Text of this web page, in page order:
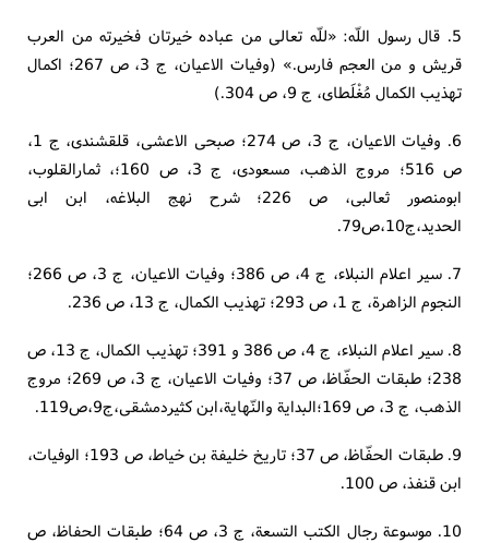
5. قال رسول اللّه: «للّه تعالی من عباده خیرتان فخیرته من العرب
قریش و من العجم فارس.» (وفیات الاعیان، ج 3، ص 267؛ اکمال
تهذیب الکمال مُغْلَطای، ج 9، ص 304.)
6. وفیات الاعیان، ج 3، ص 274؛ صبحی الاعشی، قلقشندی، ج 1،
ص 516؛ مروج الذهب، مسعودی، ج 3، ص 160؛، ثمارالقلوب،
ابومنصور ثعالبی، ص 226؛ شرح نهج البلاغه، ابن ابی
الحدید،ج10،ص79.
7. سیر اعلام النبلاء، ج 4، ص 386؛ وفیات الاعیان، ج 3، ص 266؛
النجوم الزاهرة، ج 1، ص 293؛ تهذیب الکمال، ج 13، ص 236.
8. سیر اعلام النبلاء، ج 4، ص 386 و 391؛ تهذیب الکمال، ج 13، ص
238؛ طبقات الحفّاظ، ص 37؛ وفیات الاعیان، ج 3، ص 269؛ مروج
الذهب، ج 3، ص 169؛البدایة والنّهایة،ابن کثیردمشقی،ج9،ص119.
9. طبقات الحفّاظ، ص 37؛ تاریخ خلیفة بن خیاط، ص 193؛ الوفیات،
ابن قنفذ، ص 100.
10. موسوعة رجال الکتب التسعة، ج 3، ص 64؛ طبقات الحفاظ، ص